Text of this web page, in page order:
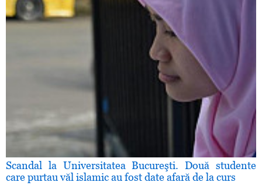
Scandal la Universitatea Bucureşti. Două studente
care purtau văl islamic au fost date afară de la curs